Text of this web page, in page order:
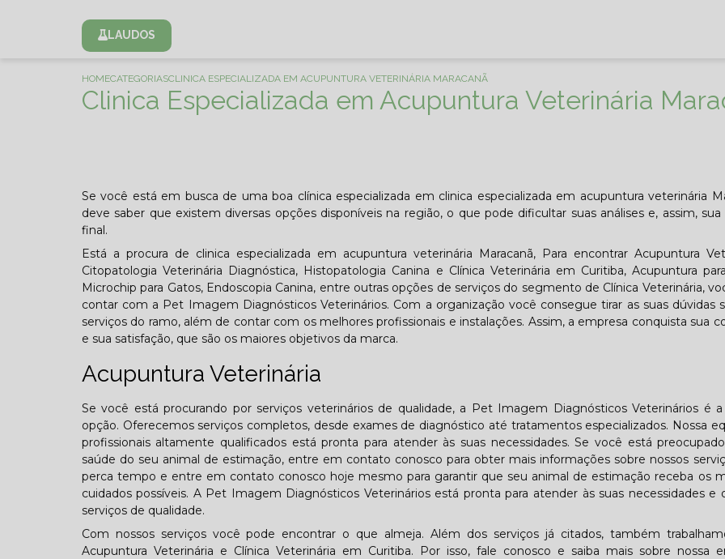
LAUDOS
HOMECATEGORIASCLINICA ESPECIALIZADA EM ACUPUNTURA VETERINÁRIA MARACANÃ
Clinica Especializada em Acupuntura Veterinária
Se você está em busca de uma boa clínica especializada em clinica especializada em acupuntura veterinária
deve saber que existem diversas opções disponíveis na região, o que pode dificultar suas análises e, assim, sua
final.
Está a procura de clinica especializada em acupuntura veterinária Maracanã, Para encontrar Acupuntura
Citopatologia Veterinária Diagnóstica, Histopatologia Canina e Clínica Veterinária em Curitiba, Acupuntura
Microchip para Gatos, Endoscopia Canina, entre outras opções de serviços do segmento de Clínica Veterinária,
contar com a Pet Imagem Diagnósticos Veterinários. Com a organização você consegue tirar as suas dúvidas
serviços do ramo, além de contar com os melhores profissionais e instalações. Assim, a empresa conquista sua
e sua satisfação, que são os maiores objetivos da marca.
Acupuntura Veterinária
Se você está procurando por serviços veterinários de qualidade, a Pet Imagem Diagnósticos Veterinários é
opção. Oferecemos serviços completos, desde exames de diagnóstico até tratamentos especializados. Nossa
profissionais altamente qualificados está pronta para atender às suas necessidades. Se você está
saúde do seu animal de estimação, entre em contato conosco para obter mais informações sobre nossos
perca tempo e entre em contato conosco hoje mesmo para garantir que seu animal de estimação receba os
cuidados possíveis. A Pet Imagem Diagnósticos Veterinários está pronta para atender às suas necessidades e
serviços de qualidade.
Com nossos serviços você pode encontrar o que almeja. Além dos serviços já citados, também
Acupuntura Veterinária e Clínica Veterinária em Curitiba. Por isso, fale conosco e saiba mais sobre nossa